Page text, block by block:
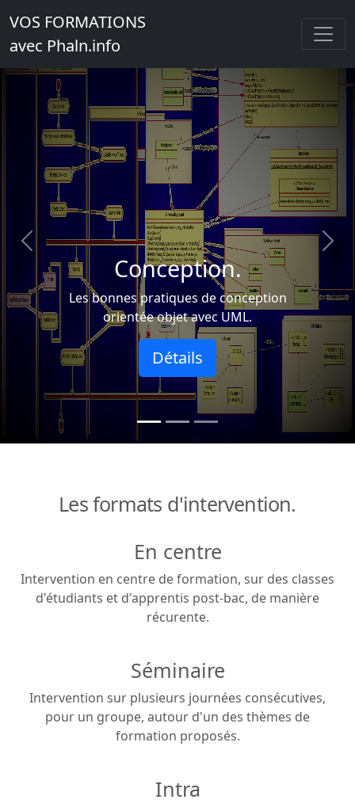
VOS FORMATIONS
avec Phaln.info
Conception.
Les bonnes pratiques de conception
orientée objet avec UML.
Détails
Previous Next
Les formats d'intervention.
En centre
Intervention en centre de formation, sur des classes
d'étudiants et d'apprentis post-bac, de manière
récurente.
Séminaire
Intervention sur plusieurs journées consécutives,
pour un groupe, autour d'un des thèmes de
formation proposés.
Intra